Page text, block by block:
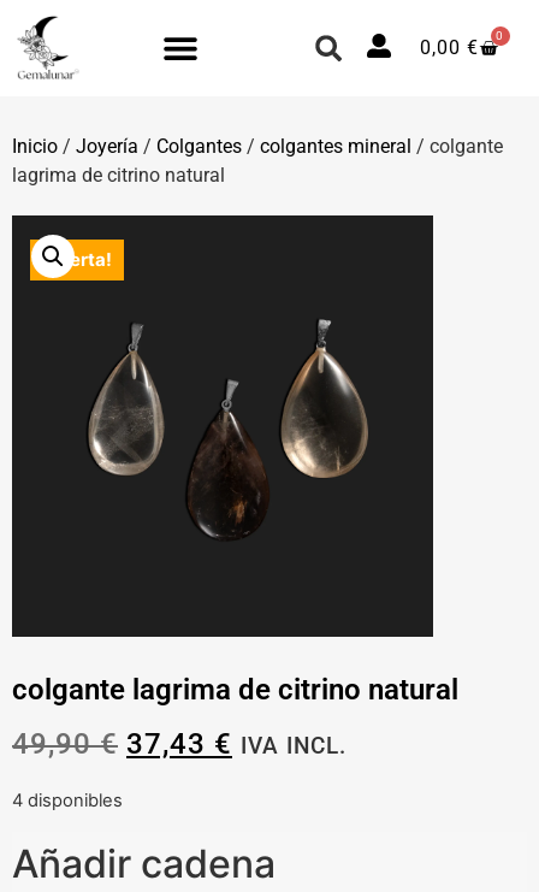
0,00 €
0
Inicio / Joyería / Colgantes / colgantes mineral / colgante
lagrima de citrino natural
¡Oferta!
colgante lagrima de citrino natural
49,90€ 37,43 € IVA INCL.
4 disponibles
Añadir cadena